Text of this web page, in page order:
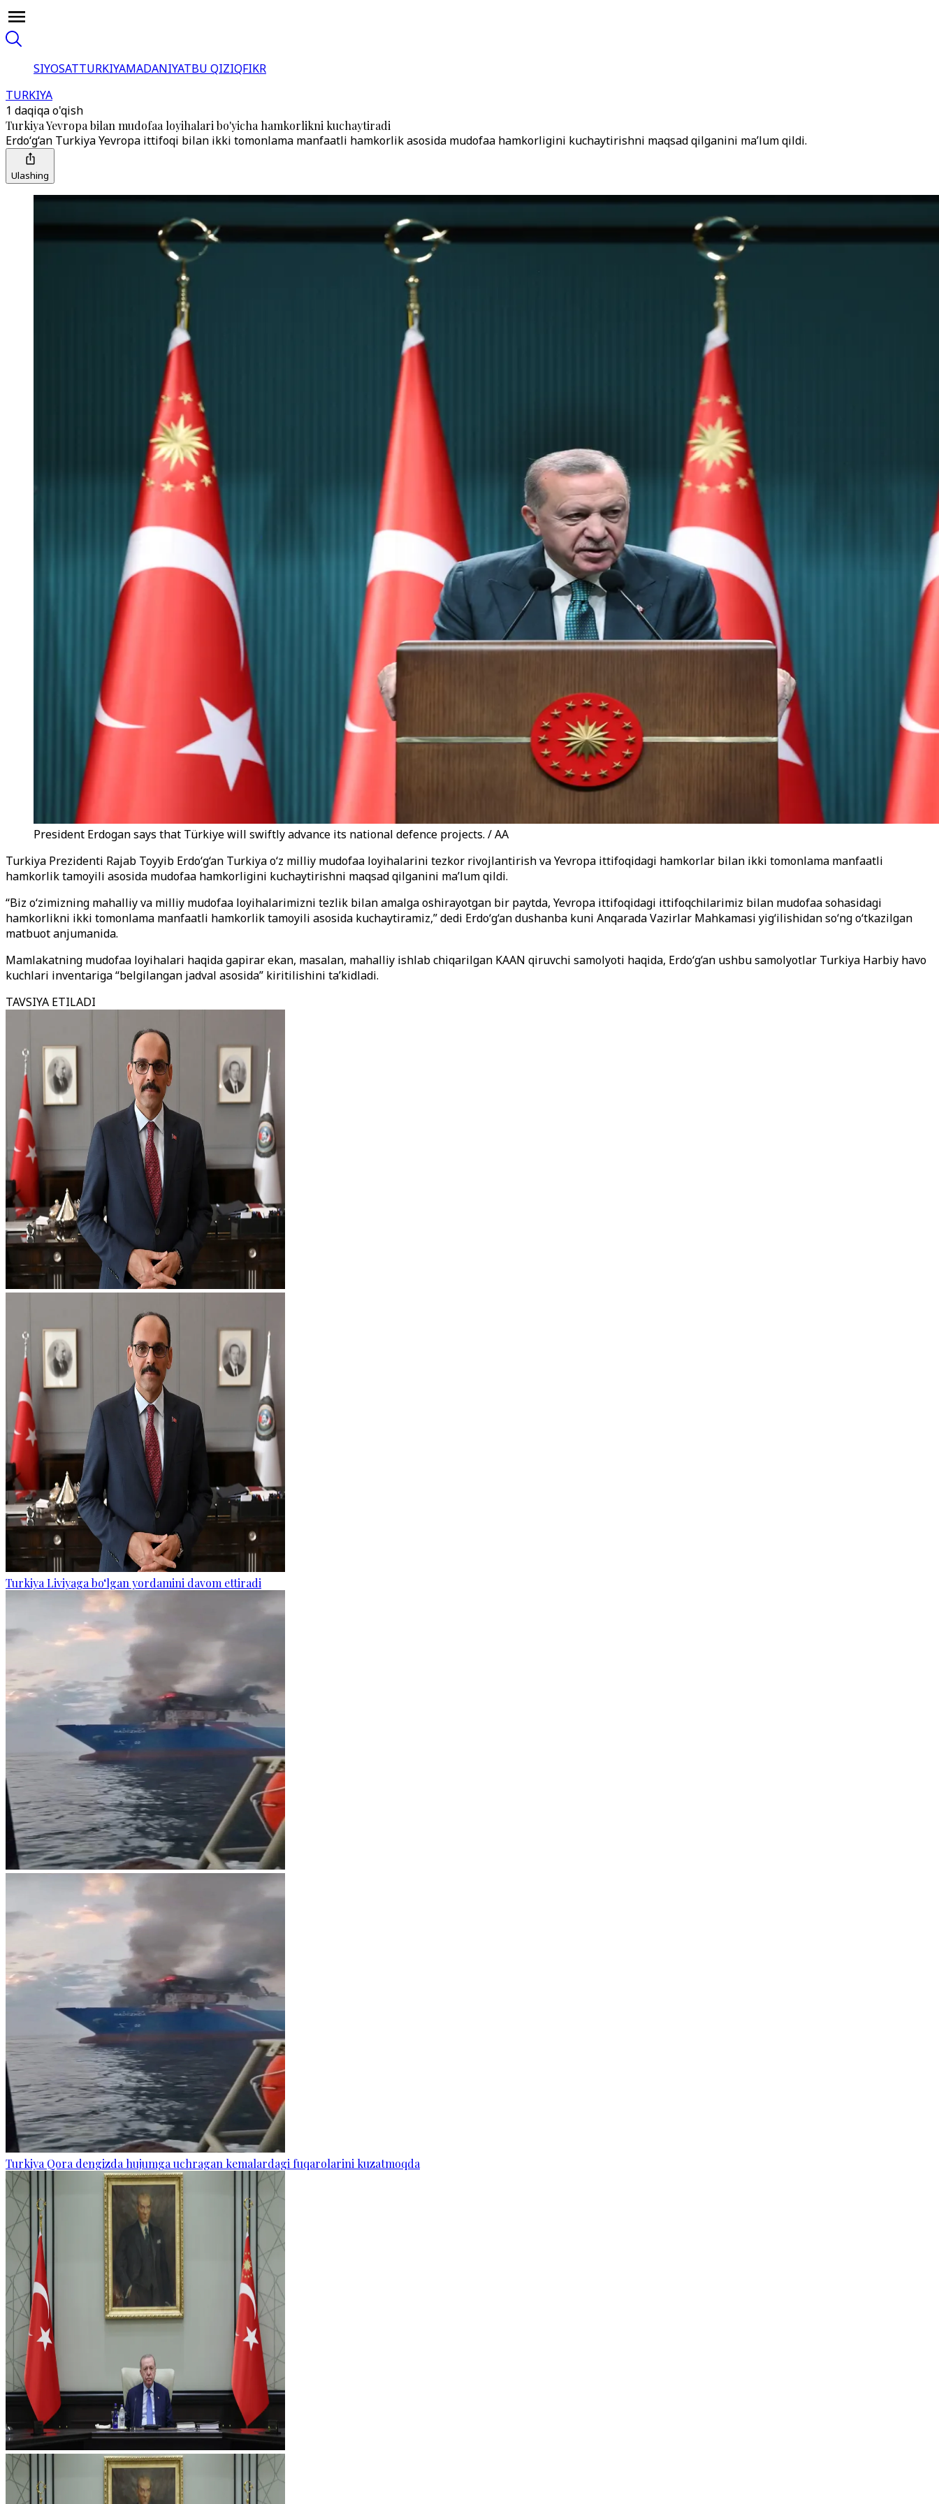
SIYOSATTURKIYAMADANIYATBU QIZIQFIKR
TURKIYA
1 daqiqa o'qish
Turkiya Yevropa bilan mudofaa loyihalari bo'yicha hamkorlikni kuchaytiradi
Erdo‘g‘an Turkiya Yevropa ittifoqi bilan ikki tomonlama manfaatli hamkorlik asosida mudofaa hamkorligini kuchaytirishni maqsad qilganini ma’lum qildi.
Ulashing
President Erdogan says that Türkiye will swiftly advance its national defence projects. / AA
Turkiya Prezidenti Rajab Toyyib Erdo‘g‘an Turkiya o‘z milliy mudofaa loyihalarini tezkor rivojlantirish va Yevropa ittifoqidagi hamkorlar bilan ikki tomonlama manfaatli
hamkorlik tamoyili asosida mudofaa hamkorligini kuchaytirishni maqsad qilganini ma’lum qildi.
“Biz o‘zimizning mahalliy va milliy mudofaa loyihalarimizni tezlik bilan amalga oshirayotgan bir paytda, Yevropa ittifoqidagi ittifoqchilarimiz bilan mudofaa sohasidagi
hamkorlikni ikki tomonlama manfaatli hamkorlik tamoyili asosida kuchaytiramiz,” dedi Erdo‘g‘an dushanba kuni Anqarada Vazirlar Mahkamasi yig‘ilishidan so‘ng o‘tkazilgan
matbuot anjumanida.
Mamlakatning mudofaa loyihalari haqida gapirar ekan, masalan, mahalliy ishlab chiqarilgan KAAN qiruvchi samolyoti haqida, Erdo‘g‘an ushbu samolyotlar Turkiya Harbiy havo
kuchlari inventariga “belgilangan jadval asosida” kiritilishini ta’kidladi.
TAVSIYA ETILADI
Turkiya Liviyaga bo‘lgan yordamini davom ettiradi
Turkiya Qora dengizda hujumga uchragan kemalardagi fuqarolarini kuzatmoqda